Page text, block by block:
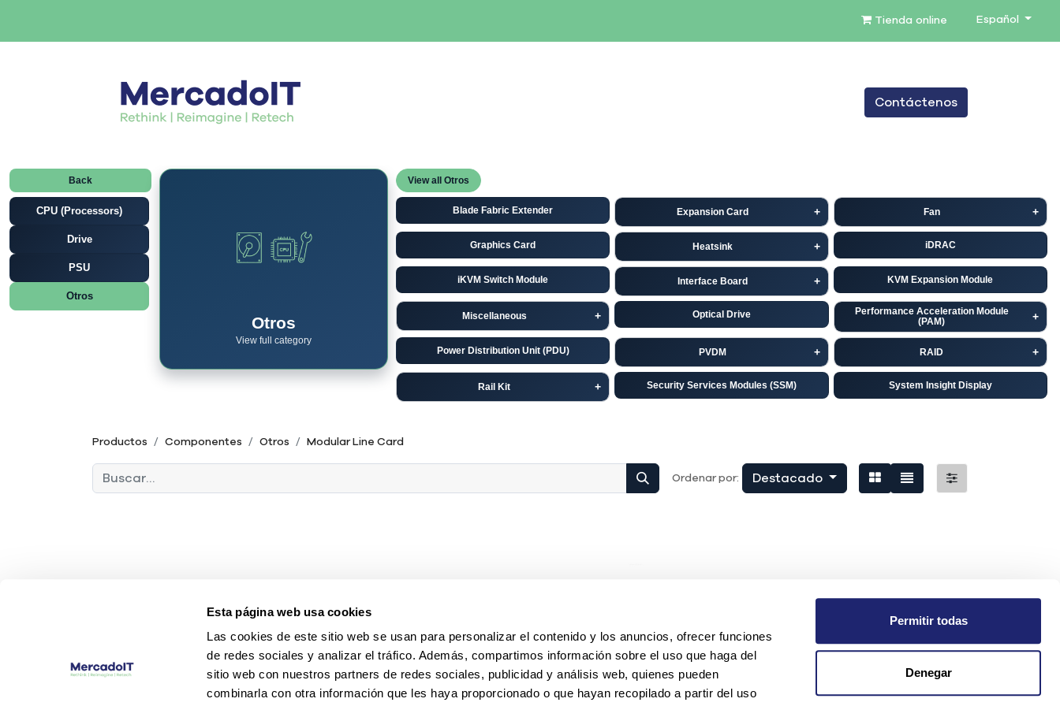
Esta página web usa cookies
Las cookies de este sitio web se usan para personalizar el contenido y los anuncios, ofrecer funciones
de redes sociales y analizar el tráfico. Además, compartimos información sobre el uso que haga del
sitio web con nuestros partners de redes sociales, publicidad y análisis web, quienes pueden
combinarla con otra información que les haya proporcionado o que hayan recopilado a partir del uso
Permitir todas
Denegar
Tienda online Español
BLOG
Contáctenos
Back
CPU (Processors)
Drive
PSU
Otros
Otros
View full category
View all Otros
Blade Fabric Extender Expansion Card Fan
Graphics Card Heatsink iDRAC
iKVM Switch Module Interface Board KVM Expansion Module
Miscellaneous Optical Drive
Performance Acceleration Module
(PAM)
Power Distribution Unit (PDU) PVDM RAID
Rail Kit Security Services Modules (SSM) System Insight Display
Productos Componentes Otros Modular Line Card
Ordenar por: Destacado